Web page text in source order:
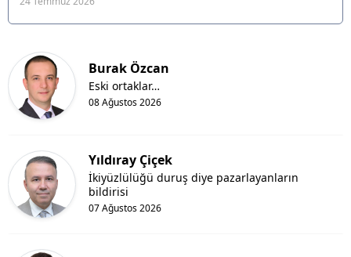
Burak Özcan
08 Ağustos 2026
Eski ortaklar…
Yıldıray Çiçek
07 Ağustos 2026
İkiyüzlülüğü duruş diye pazarlayanların
bildirisi